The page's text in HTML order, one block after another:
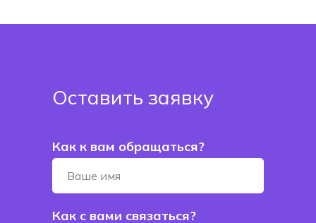
Оставить заявку
Как к вам обращаться?
Как с вами связаться?